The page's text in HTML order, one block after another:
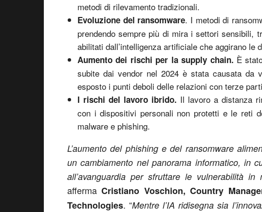
metodi di rilevamento tradizionali.
Evoluzione del ransomware. I metodi di
prendendo sempre più di mira i settori sensibili,
abilitati dall’intelligenza artificiale che aggirano le
Aumento dei rischi per la supply chain. È
subite dai vendor nel 2024 è stata causata da
esposto i punti deboli delle relazioni con terze
I rischi del lavoro ibrido. Il lavoro a distanza
con i dispositivi personali non protetti e le reti
malware e phishing.
L’aumento del phishing e del ransomware
un cambiamento nel panorama informatico, in
all’avanguardia per sfruttare le vulnerabilità
affermaCristiano Voschion, Country
Technologies. “Mentre l’IA ridisegna sia